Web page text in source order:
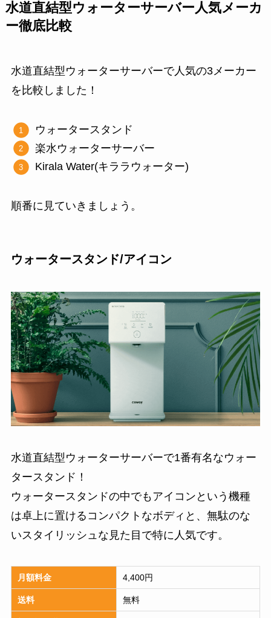
水道直結型ウォーターサーバー人気メーカ
ー徹底比較
水道直結型ウォーターサーバーで人気の3メーカー
を比較しました！
ウォータースタンド
楽水ウォーターサーバー
Kirala Water(キララウォーター)
順番に見ていきましょう。
ウォータースタンド/アイコン
水道直結型ウォーターサーバーで1番有名なウォー
タースタンド！
ウォータースタンドの中でもアイコンという機種
は卓上に置けるコンパクトなボディと、無駄のな
いスタイリッシュな見た目で特に人気です。
月額料金 4,400円
送料 無料